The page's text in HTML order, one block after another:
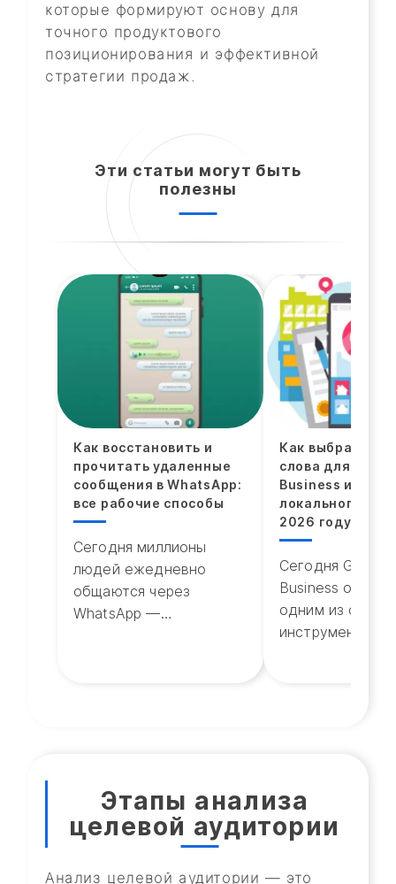
которые формируют основу для
точного продуктового
позиционирования и эффективной
стратегии продаж.
Эти статьи могут быть
полезны
Как восстановить и
прочитать удаленные
сообщения в WhatsApp:
все рабочие способы
Сегодня миллионы
людей ежедневно
общаются через
WhatsApp —
Как выбрать
слова для
Business и
локального
2026 году
Сегодня Google
Business
одним из
инструментов
Этапы анализа
целевой аудитории
Анализ целевой аудитории — это